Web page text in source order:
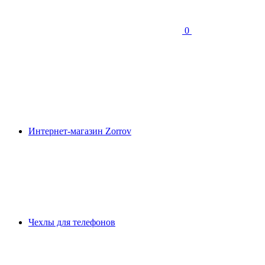
0
Интернет-магазин Zorrov
Чехлы для телефонов